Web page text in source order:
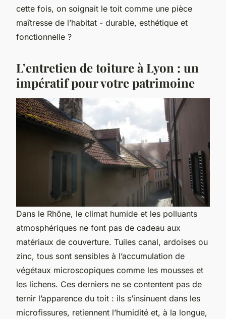
cette fois, on soignait le toit comme une pièce
maîtresse de l’habitat - durable, esthétique et
fonctionnelle ?
L’entretien de toiture à Lyon : un
impératif pour votre patrimoine
Dans le Rhône, le climat humide et les polluants
atmosphériques ne font pas de cadeau aux
matériaux de couverture. Tuiles canal, ardoises ou
zinc, tous sont sensibles à l’accumulation de
végétaux microscopiques comme les mousses et
les lichens. Ces derniers ne se contentent pas de
ternir l’apparence du toit : ils s’insinuent dans les
microfissures, retiennent l’humidité et, à la longue,